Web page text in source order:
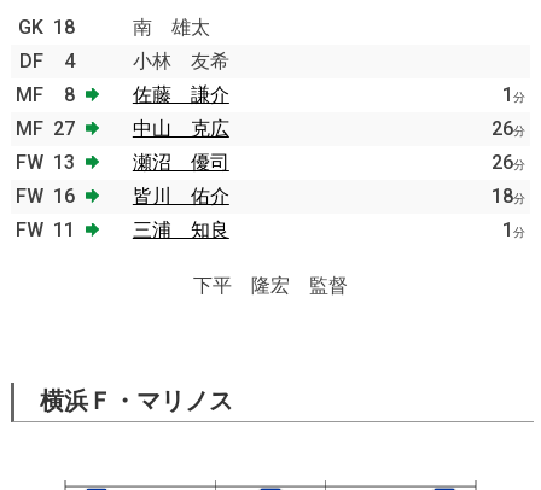
GK 18
南 雄太
DF
4
小林 友希
MF
8 佐藤 謙介 1 分
MF 27 中山 克広 26分
FW 13 瀬沼 優司 26分
FW 16 皆川 佑介 18分
FW 11 三浦 知良 1 分
下平 隆宏 監督
横浜Ｆ・マリノス